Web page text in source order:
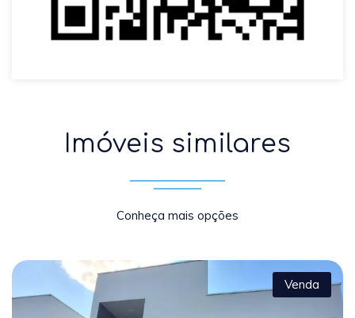
Imóveis similares
Conheça mais opções
Venda